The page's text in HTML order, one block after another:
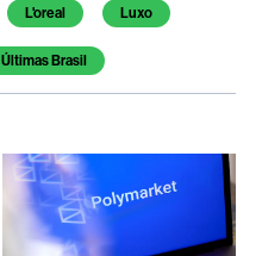
L'oreal Luxo
Últimas Brasil